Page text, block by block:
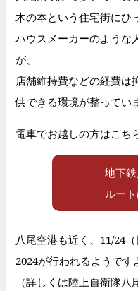
木の本という住宅街にひ
ハウスメーカーのような
が、
店舗維持費などの経費は
供できる環境が整ってい
電車でお越しの方はこち
地下
ルー
八尾空港も近く、11/24
2024が行われるようで
（詳しくは陸上自衛隊